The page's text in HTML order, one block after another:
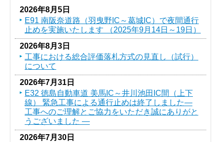
2026年8月5日
E91 南阪奈道路（羽曳野IC～葛󠄀城IC）で夜間通行
止めを実施いたします （2025年9月14日～19日）
2026年8月3日
工事における総合評価落札方式の見直し（試行）
について
2026年7月31日
E32 徳島自動車道 美馬IC～井川池田IC間（上下
線） 緊急工事による通行止めは終了しました―
工事へのご理解とご協力をいただき誠にありがと
うございました ―
2026年7月30日